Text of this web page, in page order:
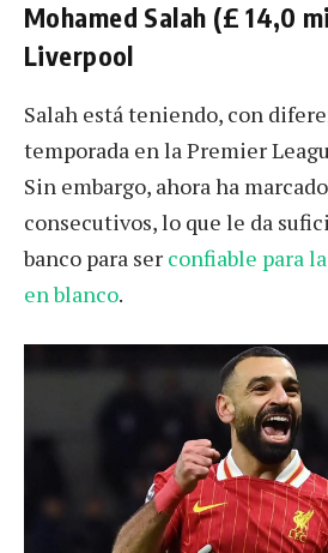
Mohamed Salah (£ 14,0
Liverpool
Salah está teniendo, con
temporada en la Premier
Sin embargo, ahora ha
consecutivos, lo que le da
banco para ser confiable para
en blanco.